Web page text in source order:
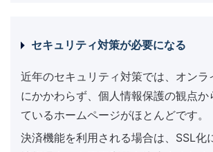
セキュリティ対策が必要になる
近年のセキュリティ対策では、オンラ
にかかわらず、個人情報保護の観点か
ているホームページがほとんどです。
決済機能を利用される場合は、SSL化